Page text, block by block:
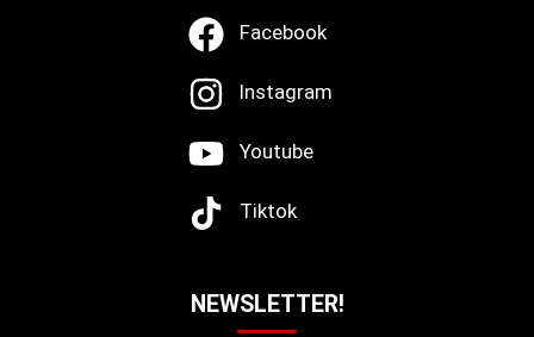
Facebook
Instagram
Youtube
Tiktok
NEWSLETTER!